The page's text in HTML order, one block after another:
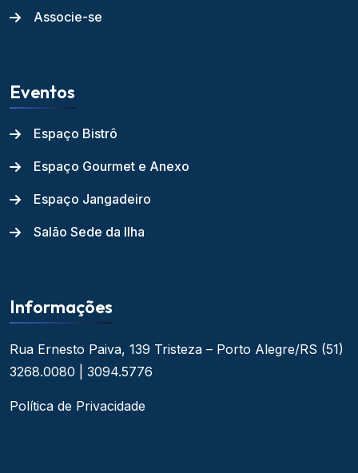
Associe-se
Eventos
Espaço Bistrô
Espaço Gourmet e Anexo
Espaço Jangadeiro
Salão Sede da Ilha
Informações
Rua Ernesto Paiva, 139 Tristeza – Porto Alegre/RS (51)
3268.0080 | 3094.5776
Política de Privacidade